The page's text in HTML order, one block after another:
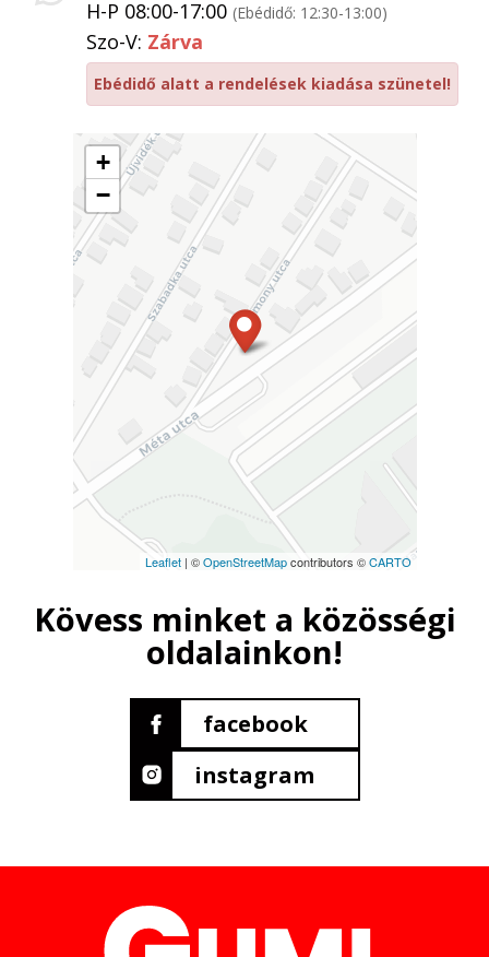
+
−
Leaflet| ©OpenStreetMapcontributors ©CARTO
H-P 08:00-17:00 (Ebédidő: 12:30-13:00)
Szo-V: Zárva
Ebédidő alatt a rendelések kiadása szünetel!
Kövess minket a közösségi
oldalainkon!
facebook
instagram